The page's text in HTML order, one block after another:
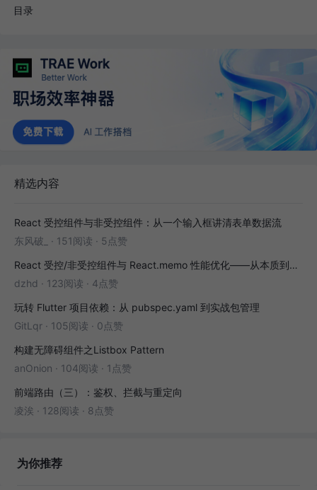
目录
精选内容
React 受控组件与非受控组件：从一个输入框讲清表单数据流
东风破_
· 151阅读 · 5点赞
React 受控/非受控组件与 React.memo 性能优化——从本质到实战
dzhd · 123阅读 · 4点赞
玩转 Flutter 项目依赖：从 pubspec.yaml 到实战包管理
GitLqr · 105阅读 · 0点赞
构建无障碍组件之Listbox Pattern
anOnion · 104阅读 · 1点赞
前端路由（三）：鉴权、拦截与重定向
凌涘 · 128阅读 · 8点赞
为你推荐